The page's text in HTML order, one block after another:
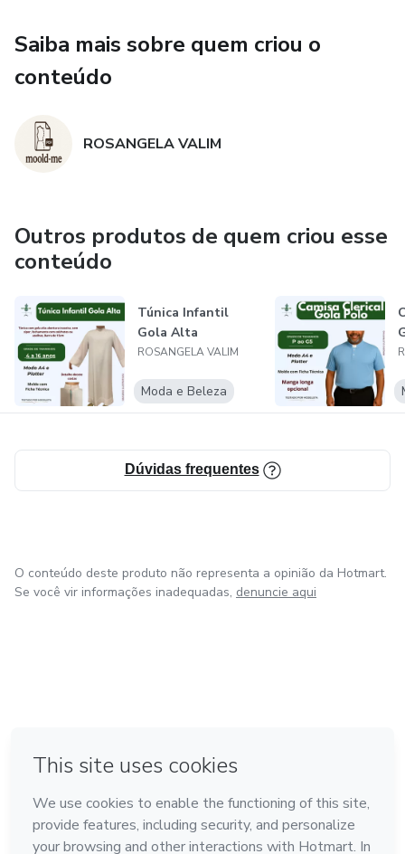
Saiba mais sobre quem criou o
conteúdo
ROSANGELA VALIM
Outros produtos de quem criou esse
conteúdo
Túnica Infantil
Gola Alta
ROSANGELA VALIM
Moda e Beleza
Dúvidas frequentes
O conteúdo deste produto não representa a opinião da Hotmart.
Se você vir informações inadequadas, denuncie aqui
Feito com ❤ em Bogotá